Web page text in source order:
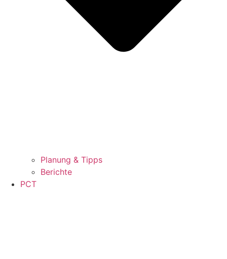
Planung & Tipps
Berichte
PCT